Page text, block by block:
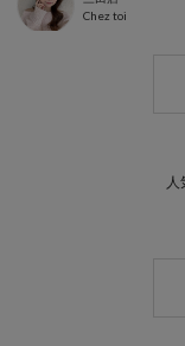
Chez toi